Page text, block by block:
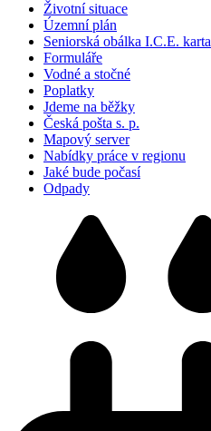
Životní situace
Územní plán
Seniorská obálka I.C.E. karta
Formuláře
Vodné a stočné
Poplatky
Jdeme na běžky
Česká pošta s. p.
Mapový server
Nabídky práce v regionu
Jaké bude počasí
Odpady